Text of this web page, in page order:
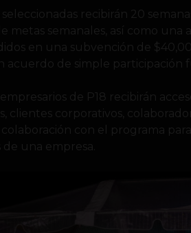
seleccionadas recibirán 20
metas semanales, así como una
en una subvención de
acuerdo de simple participación
de P18 recibirán
clientes corporativos,
con el programa
de una empresa.